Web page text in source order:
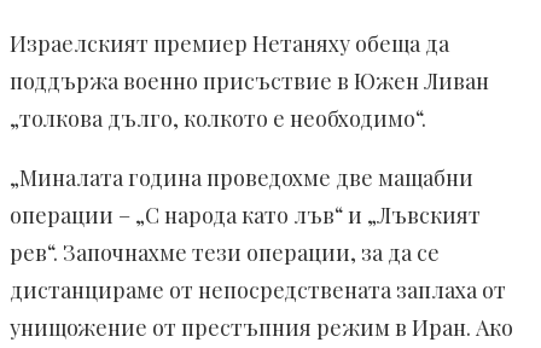
Израелският премиер Нетаняху обеща да
поддържа военно присъствие в Южен Ливан
„толкова дълго, колкото е необходимо“.
„Миналата година проведохме две мащабни
операции – „С народа като лъв“ и „Лъвският
рев“. Започнахме тези операции, за да се
дистанцираме от непосредствената заплаха от
унищожение от престъпния режим в Иран. Ако